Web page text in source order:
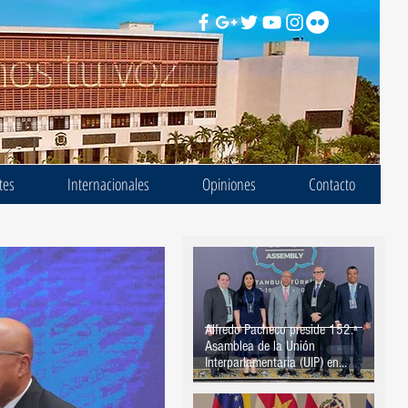
Internacionales Opiniones Contacto
Alfredo Pacheco preside 152.ª
Asamblea de la Unión
Interparlamentaria (UIP) en
Estambul, Turquía